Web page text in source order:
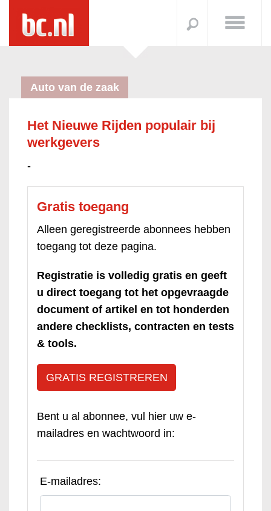
Auto van de zaak
Het Nieuwe Rijden populair bij
werkgevers
-
Gratis toegang
Alleen geregistreerde abonnees hebben
toegang tot deze pagina.
Registratie is volledig gratis en geeft
u direct toegang tot het opgevraagde
document of artikel en tot honderden
andere checklists, contracten en tests
& tools.
GRATIS REGISTREREN
Bent u al abonnee, vul hier uw e-
mailadres en wachtwoord in:
E-mailadres: